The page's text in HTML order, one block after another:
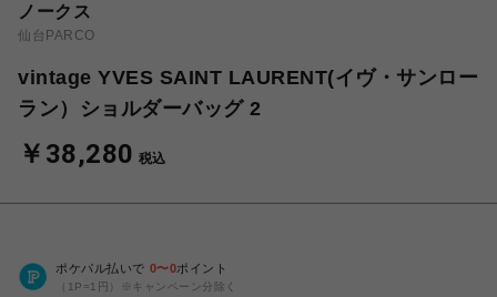
ノークス
仙台PARCO
vintage YVES SAINT LAURENT(イヴ・サンロー
ラン）ショルダーバッグ 2
￥38,280 税込
ポケパル払いで 0〜0ポイント
（1P=1円）※キャンペーン分除く